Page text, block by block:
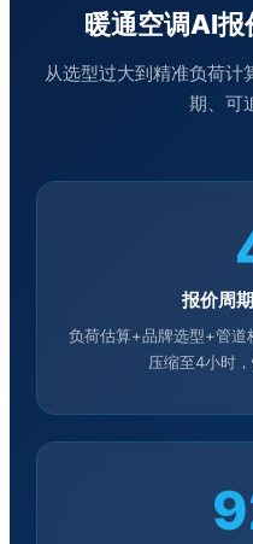
暖通空调AI报
从选型过大到精准负荷计
期、可
报价周
负荷估算+品牌选型+管
压缩至4小时，